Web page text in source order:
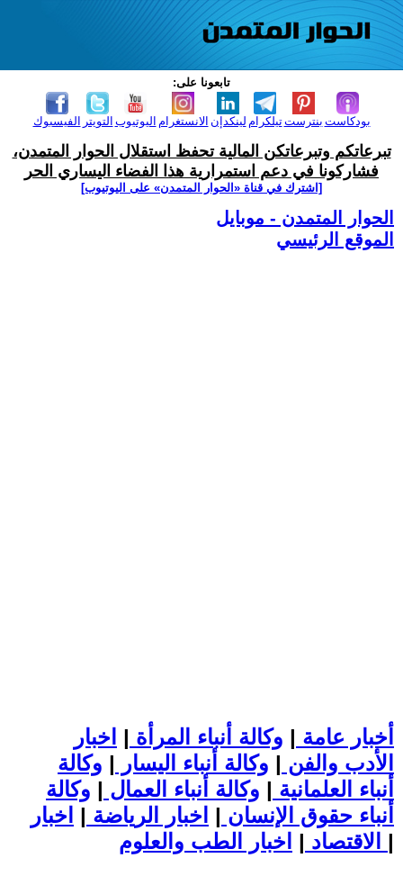
تابعونا على:
الفيسبوك التويتر اليوتيوب الانستغرام لينكدإن تيلكرامبنترست بودكاست
تبرعاتكم وتبرعاتكن المالية تحفظ استقلال الحوار المتمدن،
فشاركونا في دعم استمرارية هذا الفضاء اليساري الحر
[اشترك في قناة ‫«الحوار المتمدن» على اليوتيوب]
الحوار المتمدن - موبايل
الموقع الرئيسي
أخبار عامة | وكالة أنباء المرأة | اخبار
الأدب والفن | وكالة أنباء اليسار | وكالة
أنباء العلمانية | وكالة أنباء العمال | وكالة
أنباء حقوق الإنسان | اخبار الرياضة | اخبار
الاقتصاد | |